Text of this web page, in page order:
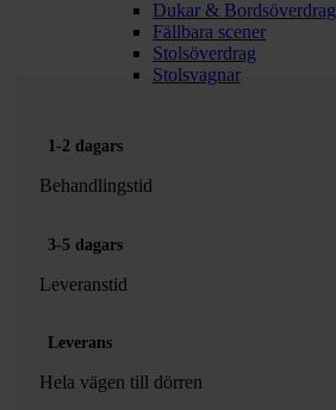
Dukar & Bordsöverdrag
Fällbara scener
Stolsöverdrag
Stolsvagnar
1-2 dagars
Behandlingstid
3-5 dagars
Leveranstid
Leverans
Hela vägen till dörren